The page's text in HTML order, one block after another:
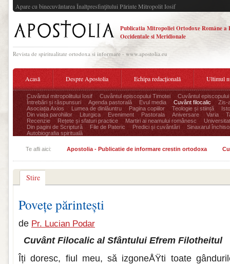
Apare cu binecuvântarea Înaltpresfinţitului Părinte Mitropolit Iosif
Publicatia Mitropoliei Ortodoxe Române a
Occidentale si Meridionale
Revista de spiritualitate ortodoxa si informare - www.apostolia.eu
Acasă Despre Apostolia Echipa redacțională Ultimul
Cuvântul mitropolitului Iosif Cuvântul episcopului Timotei
Cuvântul episcopului
Întrebări și răspunsuri
Agenda pastorală Evul media Cuvânt filocalic
Zis-
Asociația Axios
Lumea de dinlăuntru Pagina copiilor Teologie și stiință
Din viața parohiilor
Liturgica Eveniment Pastorala Aniversare Varia
Recenzie
Rețete și sfaturi practice Martiri ai neamului românesc
Din pagini de Scriptură
File de Pateric Predici și cuvântări
Sinaxarul
Autobiografia spirituală
Te afli aici: Apostolia - Publicatie de informare crestin ortodoxa
Stire
Povețe părintești
de Pr. Lucian Podar
Cuvânt Filocalic al Sfântului Efrem Filotheitul
Îți doresc, fiul meu, să izgoneÅŸti toate